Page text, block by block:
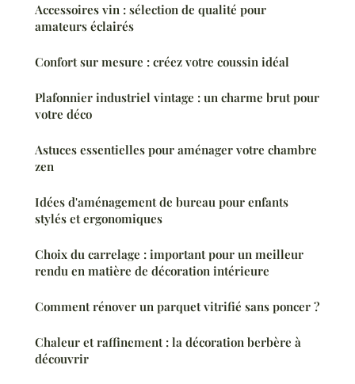
Accessoires vin : sélection de qualité pour
amateurs éclairés
Confort sur mesure : créez votre coussin idéal
Plafonnier industriel vintage : un charme brut pour
votre déco
Astuces essentielles pour aménager votre chambre
zen
Idées d'aménagement de bureau pour enfants
stylés et ergonomiques
Choix du carrelage : important pour un meilleur
rendu en matière de décoration intérieure
Comment rénover un parquet vitrifié sans poncer ?
Chaleur et raffinement : la décoration berbère à
découvrir